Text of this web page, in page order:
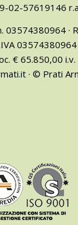
02-57619146
·
03574380964
€ 65.850,00 i.v.
· © Prati